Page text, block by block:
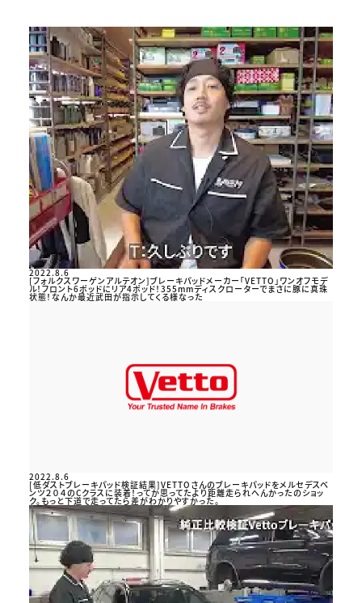
2022.8.6
[フォルクスワーゲンアルテオン]ブレーキパッドメーカー「VETTO」ワンオフモデ
ル！フロント6ポッドにリア4ポッド！355mmディスクローターでまさに豚に真珠
状態！なんか最近武田が指示してくる様なった
2022.8.6
[低ダストブレーキパッド検証結果]VETTOさんのブレーキパッドをメルセデスベ
ンツ２０４のCクラスに装着！ってか思ってたより距離走られへんかったのショッ
ク。もっと下道で走ってたら差がわかりやすかった。